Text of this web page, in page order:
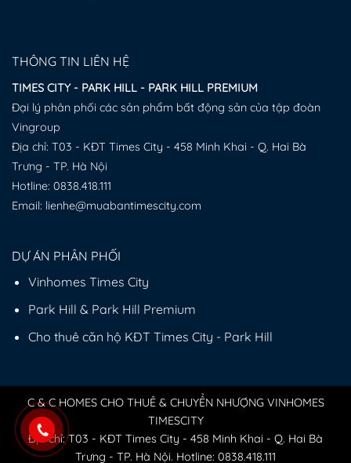
THÔNG TIN LIÊN HỆ
TIMES CITY - PARK HILL - PARK HILL PREMIUM
Đại lý phân phối các sản phẩm bất động sản của tập đoàn
Vingroup
Địa chỉ: T03 - KĐT Times City - 458 Minh Khai - Q. Hai Bà
Trưng - TP. Hà Nội
Hotline: 0838.418.111
Email: lienhe@muabantimescity.com
DỰ ÁN PHÂN PHỐI
Vinhomes Times City
Park Hill & Park Hill Premium
Cho thuê căn hộ KĐT Times City - Park Hill
C & C HOMES CHO THUÊ & CHUYỂN NHƯỢNG VINHOMES
TIMESCITY
Địa chỉ: T03 - KĐT Times City - 458 Minh Khai - Q. Hai Bà
Trưng - TP. Hà Nội. Hotline: 0838.418.111